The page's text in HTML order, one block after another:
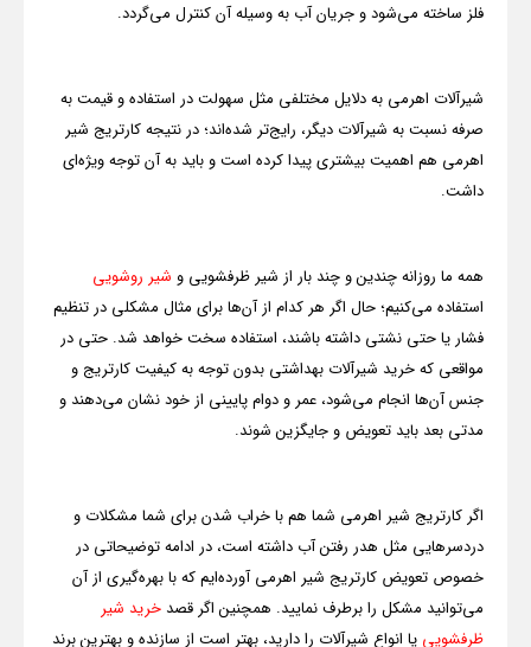
فلز ساخته می‌شود و جریان آب به وسیله آن کنترل می‌گردد.
شیرآلات اهرمی به دلایل مختلفی مثل سهولت در استفاده و قیمت به
صرفه نسبت به شیرآلات دیگر، رایج‌تر شده‌اند؛ در نتیجه کارتریج شیر
اهرمی هم اهمیت بیشتری پیدا کرده است و باید به آن توجه ویژه‌ای
داشت.
همه ما روزانه چندین و چند بار از شیر ظرفشویی و شیر روشویی
استفاده می‌کنیم؛ حال اگر هر کدام از آن‌ها برای مثال مشکلی در تنظیم
فشار یا حتی نشتی داشته باشند، استفاده سخت خواهد شد. حتی در
مواقعی که خرید شیرآلات بهداشتی بدون توجه به کیفیت کارتریج و
جنس آن‌ها انجام می‌شود، عمر و دوام پایینی از خود نشان می‌دهند و
مدتی بعد باید تعویض و جایگزین شوند.
اگر کارتریج شیر اهرمی شما هم با خراب شدن برای شما مشکلات و
دردسرهایی مثل هدر رفتن آب داشته است، در ادامه توضیحاتی در
خصوص تعویض کارتریج شیر اهرمی آورده‌ایم که با بهره‌گیری از آن
می‌توانید مشکل را برطرف نمایید. همچنین اگر قصد خرید شیر
ظرفشویی یا انواع شیرآلات را دارید، بهتر است از سازنده و بهترین برند